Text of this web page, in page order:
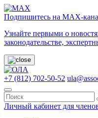
Подпишитесь на МАХ-
Узнайте первыми о
законодательстве,
+7 (812) 702-50-52
Личный кабинет для